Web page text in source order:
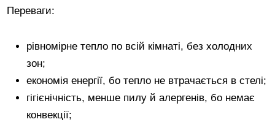
Переваги:
рівномірне тепло по всій кімнаті, без холодних
зон;
економія енергії, бо тепло не втрачається в стелі;
гігієнічність, менше пилу й алергенів, бо немає
конвекції;